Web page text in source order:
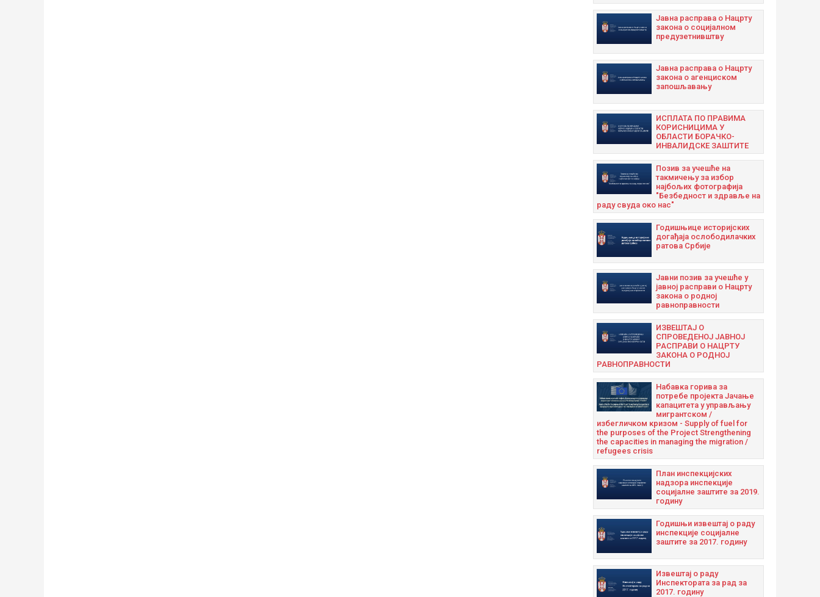
Јавна расправа о Нацрту
закона о социјалном
предузетнивштву
Јавна расправа о Нацрту
закона о агенциском
запошљавању
ИСПЛАТА ПО ПРАВИМА
КОРИСНИЦИМА У
ОБЛАСТИ БОРАЧКО-
ИНВАЛИДСКЕ ЗАШТИТЕ
Позив за учешће на
такмичењу за избор
најбољих фотографија
"Безбедност и здравље на
раду свуда око нас"
Годишњицe историјских
догађаја ослободилачких
ратова Србије
Јавни позив за учешће у
јавној расправи о Нацрту
закона о родној
равноправности
ИЗВЕШТАЈ О
СПРОВЕДЕНОЈ ЈАВНОЈ
РАСПРАВИ О НАЦРТУ
ЗАКОНА О РОДНОЈ
РАВНОПРАВНОСТИ
Набавка горива за
потребе пројекта Јачање
капацитета у управљању
мигрантском /
избегличком кризом - Supply of fuel for
the purposes of the Project Strengthening
the capacities in managing the migration /
refugees crisis
План инспекцијских
надзора инспекције
социјалне заштите за 2019.
годину
Годишњи извештај о раду
инспекције социјалне
заштите за 2017. годину
Извештај о раду
Инспектората за рад за
2017. годину